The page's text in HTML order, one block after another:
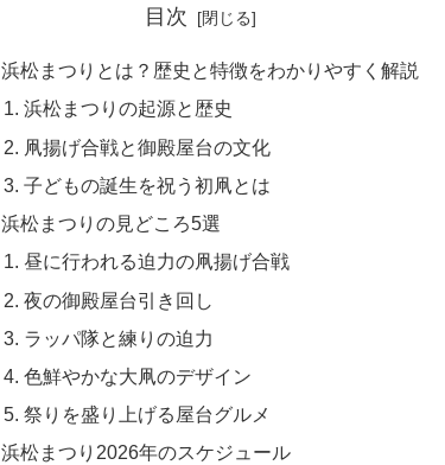
目次
浜松まつりとは？歴史と特徴をわかりやすく解説
浜松まつりの起源と歴史
凧揚げ合戦と御殿屋台の文化
子どもの誕生を祝う初凧とは
浜松まつりの見どころ5選
昼に行われる迫力の凧揚げ合戦
夜の御殿屋台引き回し
ラッパ隊と練りの迫力
色鮮やかな大凧のデザイン
祭りを盛り上げる屋台グルメ
浜松まつり2026年のスケジュール